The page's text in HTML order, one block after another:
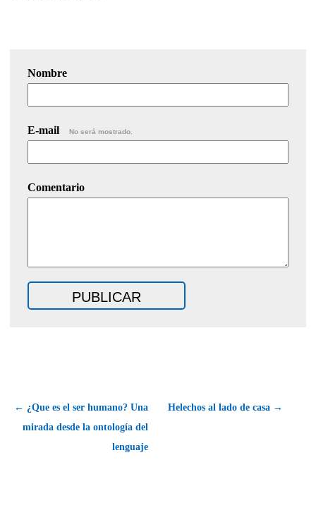
Nombre
E-mail No será mostrado.
Comentario
← ¿Que es el ser humano? Una
mirada desde la ontología del
lenguaje
Helechos al lado de casa →